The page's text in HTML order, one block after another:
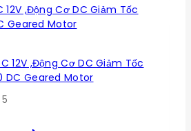
12V ,Động Cơ DC Giảm Tốc
DC Geared Motor